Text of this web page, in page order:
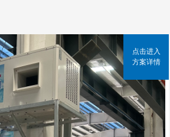
点击进入
方案详情